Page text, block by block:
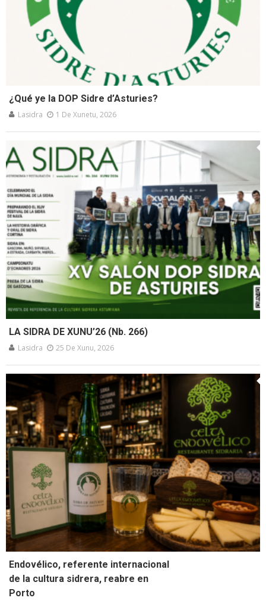
¿Qué ye la DOP Sidre d’Asturies?
Lasidra 1 De Xunetu, 2026
LA SIDRA DE XUNU’26 (Nb. 266)
Lasidra 25 De Xunu, 2026
Endovélico, referente internacional
de la cultura sidrera, reabre en
Porto